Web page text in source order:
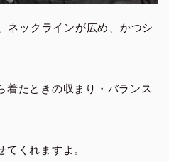
ネックラインが広め、かつシ
着たときの収まり・バランス
くれますよ。